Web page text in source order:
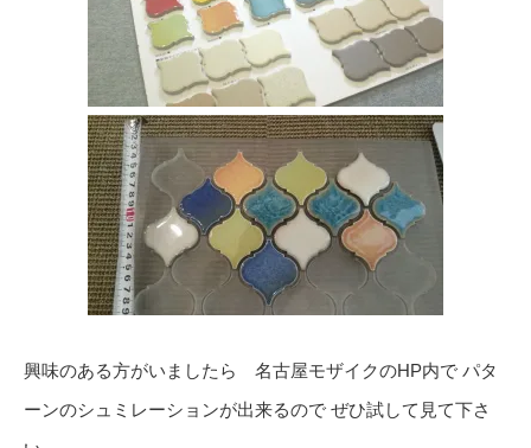
興味のある方がいましたら 名古屋モザイクのHP内で パタ
ーンのシュミレーションが出来るので ぜひ試して見て下さ